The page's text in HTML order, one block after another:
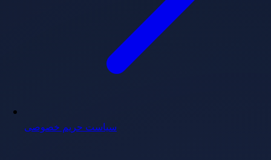
سیاست حریم خصوصی